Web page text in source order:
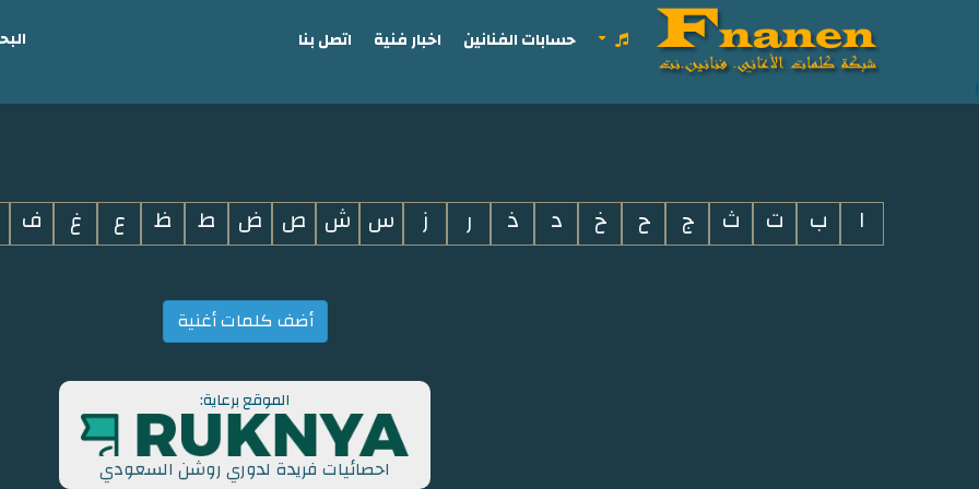
i
حسابات الفنانين اخبار فنية اتصل بنا
ا ب ت ث ج ح خ د ذ ر ز س ش ص ض ط ظ ع غ ف
أضف كلمات أغنية
الموقع برعاية:
احصائيات فريدة لدوري روشن السعودي